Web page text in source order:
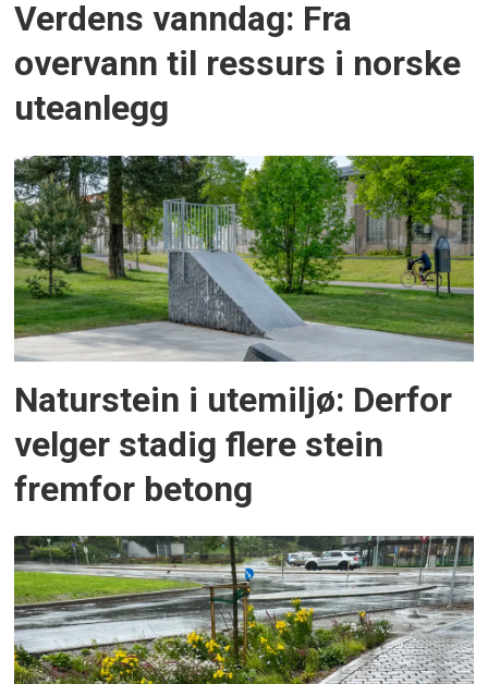
Verdens vanndag: Fra
overvann til ressurs i norske
uteanlegg
Naturstein i utemiljø: Derfor
velger stadig flere stein
fremfor betong